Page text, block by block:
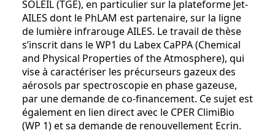
SOLEIL (TGE), en particulier sur la plateforme Jet-
AILES dont le PhLAM est partenaire, sur la ligne
de lumière infrarouge AILES. Le travail de thèse
s’inscrit dans le WP1 du Labex CaPPA (Chemical
and Physical Properties of the Atmosphere), qui
vise à caractériser les précurseurs gazeux des
aérosols par spectroscopie en phase gazeuse,
par une demande de co-financement. Ce sujet est
également en lien direct avec le CPER ClimiBio
(WP 1) et sa demande de renouvellement Ecrin.